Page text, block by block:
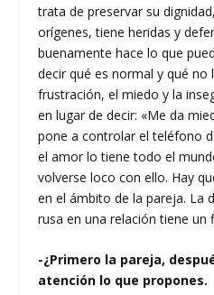
trata de preservar su
orígenes, tiene heridas y
buenamente hace lo que
decir qué es normal y qué no
frustración, el miedo y la
en lugar de decir: «Me da
pone a controlar el teléfono
el amor lo tiene todo el
volverse loco con ello. Hay
en el ámbito de la pareja. La
rusa en una relación tiene un
-¿Primero la pareja,
atención lo que propones.